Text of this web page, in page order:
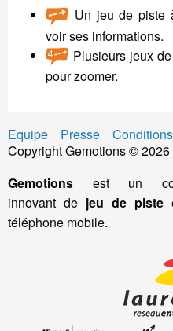
Un jeu de piste
voir ses informations.
Plusieurs jeux
pour zoomer.
Equipe Presse
Copyright Gemotions © 2026
Gemotions est un
innovant de jeu de piste
téléphone mobile.